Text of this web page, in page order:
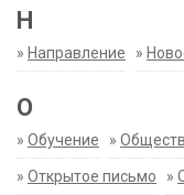
Н
» Направление »
О
» Обучение »
» Открытое письмо »